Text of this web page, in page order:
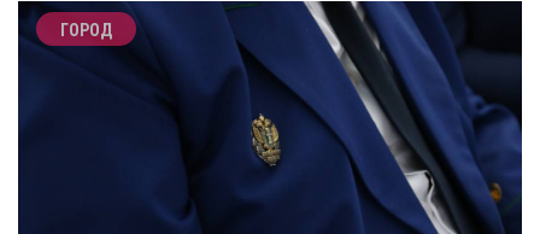
ГОРОД